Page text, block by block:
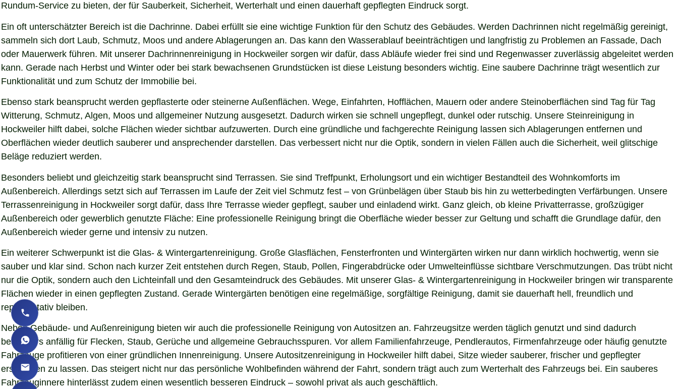
Rundum-Service zu bieten, der für Sauberkeit, Sicherheit, Werterhalt und einen dauerhaft gepflegten Eindruck sorgt.
Ein oft unterschätzter Bereich ist die Dachrinne. Dabei erfüllt sie eine wichtige Funktion für den Schutz des Gebäudes. Werden Dachrinnen nicht regelmäßig gereinigt,
sammeln sich dort Laub, Schmutz, Moos und andere Ablagerungen an. Das kann den Wasserablauf beeinträchtigen und langfristig zu Problemen an Fassade, Dach
oder Mauerwerk führen. Mit unserer Dachrinnenreinigung in Hockweiler sorgen wir dafür, dass Abläufe wieder frei sind und Regenwasser zuverlässig abgeleitet werden
kann. Gerade nach Herbst und Winter oder bei stark bewachsenen Grundstücken ist diese Leistung besonders wichtig. Eine saubere Dachrinne trägt wesentlich zur
Funktionalität und zum Schutz der Immobilie bei.
Ebenso stark beansprucht werden gepflasterte oder steinerne Außenflächen. Wege, Einfahrten, Hofflächen, Mauern oder andere Steinoberflächen sind Tag für Tag
Witterung, Schmutz, Algen, Moos und allgemeiner Nutzung ausgesetzt. Dadurch wirken sie schnell ungepflegt, dunkel oder rutschig. Unsere Steinreinigung in
Hockweiler hilft dabei, solche Flächen wieder sichtbar aufzuwerten. Durch eine gründliche und fachgerechte Reinigung lassen sich Ablagerungen entfernen und
Oberflächen wieder deutlich sauberer und ansprechender darstellen. Das verbessert nicht nur die Optik, sondern in vielen Fällen auch die Sicherheit, weil glitschige
Beläge reduziert werden.
Besonders beliebt und gleichzeitig stark beansprucht sind Terrassen. Sie sind Treffpunkt, Erholungsort und ein wichtiger Bestandteil des Wohnkomforts im
Außenbereich. Allerdings setzt sich auf Terrassen im Laufe der Zeit viel Schmutz fest – von Grünbelägen über Staub bis hin zu wetterbedingten Verfärbungen. Unsere
Terrassenreinigung in Hockweiler sorgt dafür, dass Ihre Terrasse wieder gepflegt, sauber und einladend wirkt. Ganz gleich, ob kleine Privatterrasse, großzügiger
Außenbereich oder gewerblich genutzte Fläche: Eine professionelle Reinigung bringt die Oberfläche wieder besser zur Geltung und schafft die Grundlage dafür, den
Außenbereich wieder gerne und intensiv zu nutzen.
Ein weiterer Schwerpunkt ist die Glas- & Wintergartenreinigung. Große Glasflächen, Fensterfronten und Wintergärten wirken nur dann wirklich hochwertig, wenn sie
sauber und klar sind. Schon nach kurzer Zeit entstehen durch Regen, Staub, Pollen, Fingerabdrücke oder Umwelteinflüsse sichtbare Verschmutzungen. Das trübt nicht
nur die Optik, sondern auch den Lichteinfall und den Gesamteindruck des Gebäudes. Mit unserer Glas- & Wintergartenreinigung in Hockweiler bringen wir transparente
Flächen wieder in einen gepflegten Zustand. Gerade Wintergärten benötigen eine regelmäßige, sorgfältige Reinigung, damit sie dauerhaft hell, freundlich und
repräsentativ bleiben.
Neben Gebäude- und Außenreinigung bieten wir auch die professionelle Reinigung von Autositzen an. Fahrzeugsitze werden täglich genutzt und sind dadurch
besonders anfällig für Flecken, Staub, Gerüche und allgemeine Gebrauchsspuren. Vor allem Familienfahrzeuge, Pendlerautos, Firmenfahrzeuge oder häufig genutzte
Fahrzeuge profitieren von einer gründlichen Innenreinigung. Unsere Autositzenreinigung in Hockweiler hilft dabei, Sitze wieder sauberer, frischer und gepflegter
erscheinen zu lassen. Das steigert nicht nur das persönliche Wohlbefinden während der Fahrt, sondern trägt auch zum Werterhalt des Fahrzeugs bei. Ein sauberes
Fahrzeuginnere hinterlässt zudem einen wesentlich besseren Eindruck – sowohl privat als auch geschäftlich.